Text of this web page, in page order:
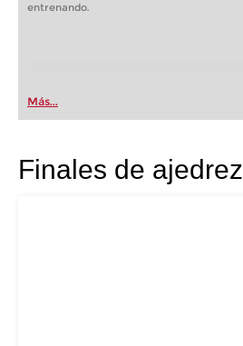
entrenando.
Más...
Finales de ajedrez